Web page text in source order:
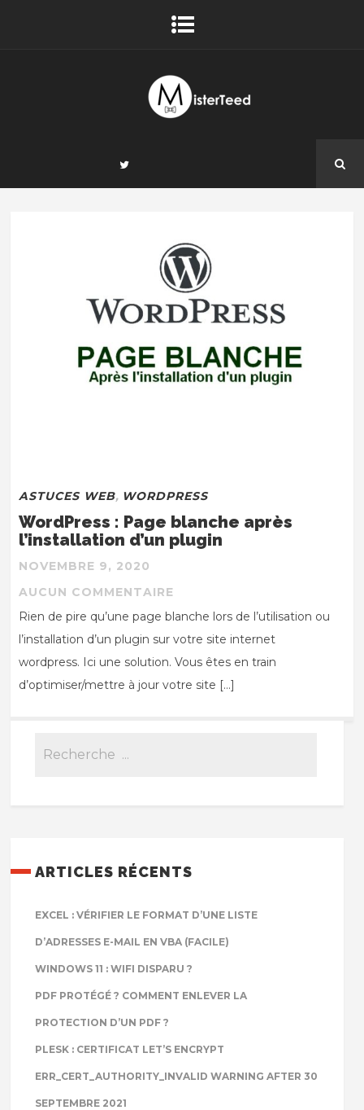
ASTUCES WEB, WORDPRESS
WordPress : Page blanche après
l’installation d’un plugin
NOVEMBRE 9, 2020
AUCUN COMMENTAIRE
Rien de pire qu’une page blanche lors de l’utilisation ou
l’installation d’un plugin sur votre site internet
wordpress. Ici une solution. Vous êtes en train
d’optimiser/mettre à jour votre site […]
ARTICLES RÉCENTS
EXCEL : VÉRIFIER LE FORMAT D’UNE LISTE
D’ADRESSES E-MAIL EN VBA (FACILE)
WINDOWS 11 : WIFI DISPARU ?
PDF PROTÉGÉ ? COMMENT ENLEVER LA
PROTECTION D’UN PDF ?
PLESK : CERTIFICAT LET’S ENCRYPT
ERR_CERT_AUTHORITY_INVALID WARNING AFTER 30
SEPTEMBRE 2021